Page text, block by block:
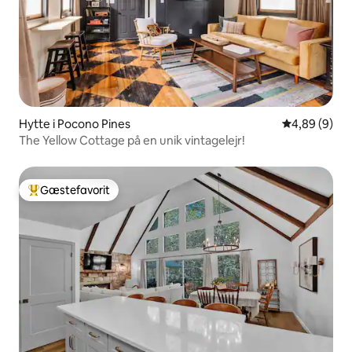
Hytte i Pocono Pines 4,89 ud af 5
4,89 (9)
The Yellow Cottage på en unik vintagelejr!
Bedste gæstefavorit
Gæstefavorit